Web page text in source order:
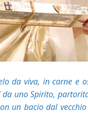
da viva, in carne e
uno Spirito,
un bacio dal